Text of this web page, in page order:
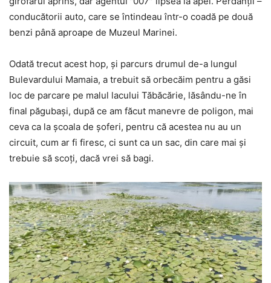
conducătorii auto, care se întindeau într-o coadă pe două
benzi până aproape de Muzeul Marinei.
Odată trecut acest hop, și parcurs drumul de-a lungul
Bulevardului Mamaia, a trebuit să orbecăim pentru a găsi
loc de parcare pe malul lacului Tăbăcărie, lăsându-ne în
final păgubași, după ce am făcut manevre de poligon, mai
ceva ca la școala de șoferi, pentru că acestea nu au un
circuit, cum ar fi firesc, ci sunt ca un sac, din care mai și
trebuie să scoți, dacă vrei să bagi.